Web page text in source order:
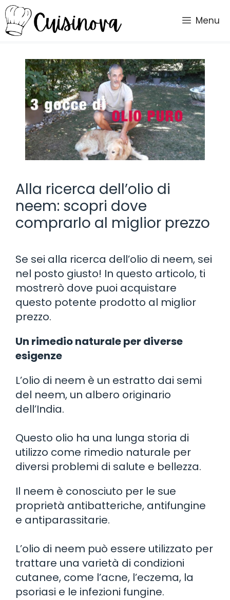
Vai
al
contenuto
Menu
Alla ricerca dell’olio di
neem: scopri dove
comprarlo al miglior prezzo
Se sei alla ricerca dell’olio di neem, sei
nel posto giusto! In questo articolo, ti
mostrerò dove puoi acquistare
questo potente prodotto al miglior
prezzo.
Un rimedio naturale per diverse
esigenze
L’olio di neem è un estratto dai semi
del neem, un albero originario
dell’India.
Questo olio ha una lunga storia di
utilizzo come rimedio naturale per
diversi problemi di salute e bellezza.
Il neem è conosciuto per le sue
proprietà antibatteriche, antifungine
e antiparassitarie.
L’olio di neem può essere utilizzato per
trattare una varietà di condizioni
cutanee, come l’acne, l’eczema, la
psoriasi e le infezioni fungine.